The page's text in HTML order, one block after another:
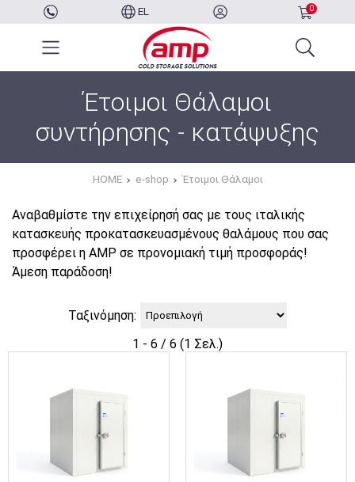
EL 0
Έτοιμοι Θάλαμοι
συντήρησης - κατάψυξης
HOME e-shop Έτοιμοι Θάλαμοι
Αναβαθμίστε την επιχείρησή σας με τους ιταλικής
κατασκευής προκατασκευασμένους θαλάμους που σας
προσφέρει η AMP σε προνομιακή τιμή προσφοράς!
Άμεση παράδοση!
Ταξινόμηση:
1 - 6 / 6 (1 Σελ.)